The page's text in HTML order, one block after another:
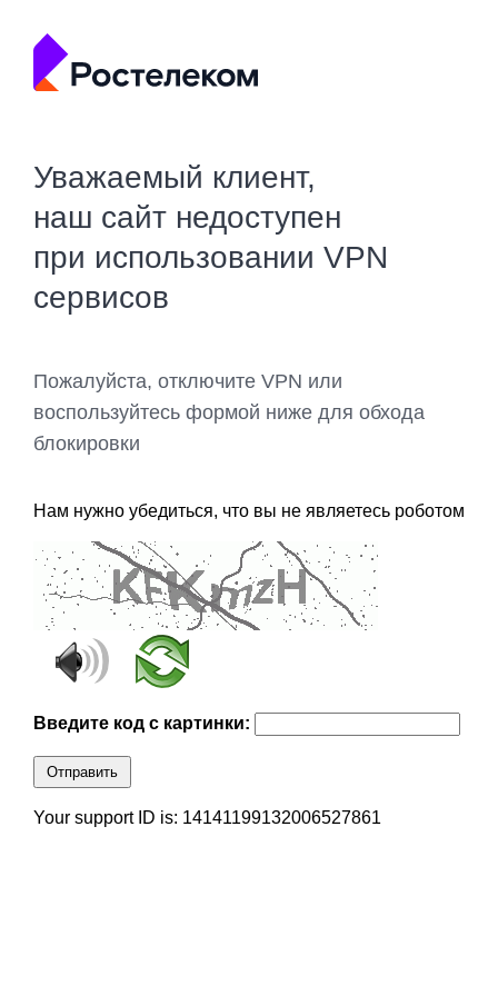
Уважаемый клиент,
наш сайт недоступен
при использовании VPN
сервисов
Пожалуйста, отключите VPN или
воспользуйтесь формой ниже для обхода
блокировки
Нам нужно убедиться, что вы не являетесь роботом
Введите код с картинки:
Отправить
Your support ID is: 14141199132006527861